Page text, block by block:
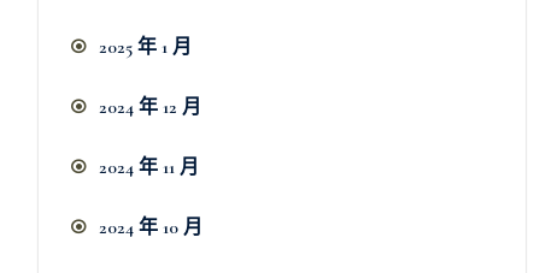
2025 年 1 月
2024 年 12 月
2024 年 11 月
2024 年 10 月